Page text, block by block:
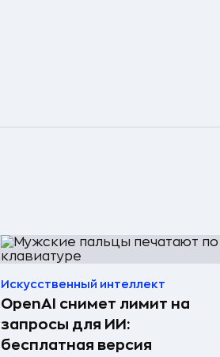
Искусственный интеллект
OpenAI снимет лимит на
запросы для ИИ:
бесплатная версия